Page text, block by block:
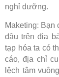
nghỉ dưỡng.
Maketing: Bạn
đâu trên địa
tạp hóa ta có
cáo, địa chỉ
lệch tâm